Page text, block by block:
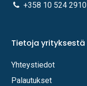
+358 10 524 2910
Tietoja yrityksestä
Yhteystiedot
Palautukset